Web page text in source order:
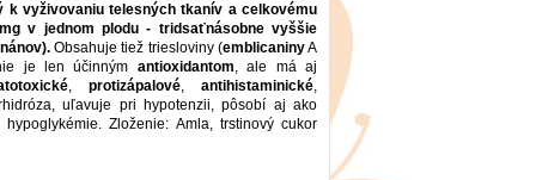
k vyživovaniu telesných tkanív a celkovému
v jednom plodu - tridsaťnásobne vyššie
Obsahuje tiež triesloviny (emblicaninyA
je len účinným antioxidantom, ale má aj
, protizápalové, antihistaminické,
uľavuje pri hypotenzii, pôsobí aj ako
Zloženie: Amla, trstinový cukor